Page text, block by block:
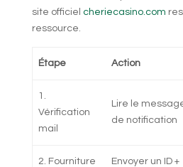
site officiel cheriecasino.com
ressource.
Étape Action
1.
Vérification
mail
Lire le
de notification
2. Fourniture
Envoyer un ID +